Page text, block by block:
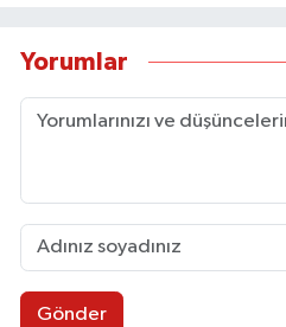
Yorumlar
Gönder